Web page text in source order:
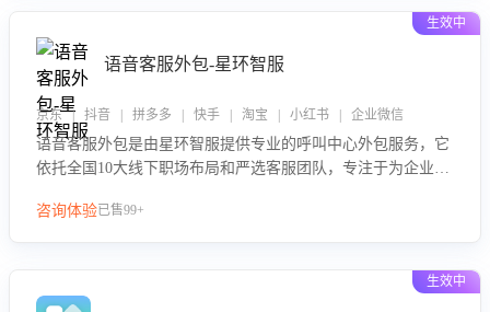
生效中
语音客服外包-星环智服
京东 | 抖音 | 拼多多 | 快手 | 淘宝 | 小红书 | 企业微信
语音客服外包是由星环智服提供专业的呼叫中心外包服务，它
依托全国10大线下职场布局和严选客服团队，专注于为企业提
队和智能工具提升语音客服服务效率和质量，帮助企业实现降
咨询体验已售99+
生效中